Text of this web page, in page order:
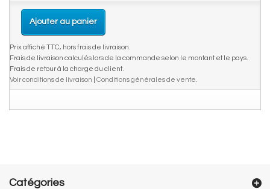
Ajouter au panier
Prix affiché TTC, hors frais de livraison.
Frais de livraison calculés lors de la commande selon le montant et le pays.
Frais de retour à la charge du client.
Voir conditions de livraison
Conditions générales de vente
Catégories